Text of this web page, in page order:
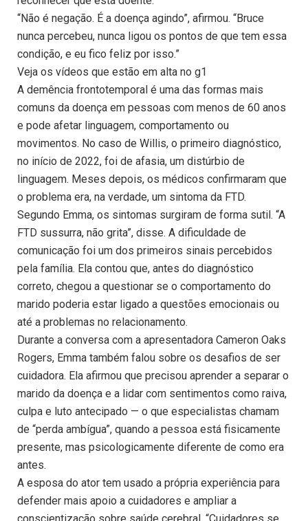
“Não é negação. É a doença agindo”, afirmou. “Bruce
nunca percebeu, nunca ligou os pontos de que tem essa
condição, e eu fico feliz por isso.”
Veja os vídeos que estão em alta no g1
A demência frontotemporal é uma das formas mais
comuns da doença em pessoas com menos de 60 anos
e pode afetar linguagem, comportamento ou
movimentos. No caso de Willis, o primeiro diagnóstico,
no início de 2022, foi de afasia, um distúrbio de
linguagem. Meses depois, os médicos confirmaram que
o problema era, na verdade, um sintoma da FTD.
Segundo Emma, os sintomas surgiram de forma sutil. “A
FTD sussurra, não grita”, disse. A dificuldade de
comunicação foi um dos primeiros sinais percebidos
pela família. Ela contou que, antes do diagnóstico
correto, chegou a questionar se o comportamento do
marido poderia estar ligado a questões emocionais ou
até a problemas no relacionamento.
Durante a conversa com a apresentadora Cameron Oaks
Rogers, Emma também falou sobre os desafios de ser
cuidadora. Ela afirmou que precisou aprender a separar o
marido da doença e a lidar com sentimentos como raiva,
culpa e luto antecipado — o que especialistas chamam
de “perda ambígua”, quando a pessoa está fisicamente
presente, mas psicologicamente diferente de como era
antes.
A esposa do ator tem usado a própria experiência para
defender mais apoio a cuidadores e ampliar a